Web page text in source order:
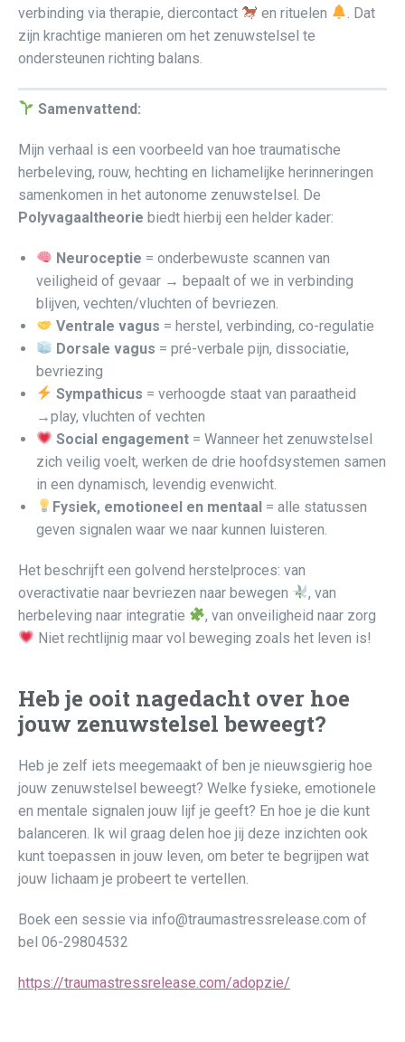
verbinding via therapie, diercontact
en rituelen
. Dat
zijn krachtige manieren om het zenuwstelsel te
ondersteunen richting balans.
Samenvattend:
Mijn verhaal is een voorbeeld van hoe traumatische
herbeleving, rouw, hechting en lichamelijke herinneringen
samenkomen in het autonome zenuwstelsel. De
Polyvagaaltheorie biedt hierbij een helder kader:
Neuroceptie = onderbewuste scannen van
veiligheid of gevaar → bepaalt of we in verbinding
blijven, vechten/vluchten of bevriezen.
Ventrale vagus = herstel, verbinding, co-regulatie
Dorsale vagus = pré-verbale pijn, dissociatie,
bevriezing
Sympathicus = verhoogde staat van paraatheid
→play, vluchten of vechten
Social engagement = Wanneer het zenuwstelsel
zich veilig voelt, werken de drie hoofdsystemen samen
in een dynamisch, levendig evenwicht.
Fysiek, emotioneel en mentaal = alle statussen
geven signalen waar we naar kunnen luisteren.
Het beschrijft een golvend herstelproces: van
overactivatie naar bevriezen naar bewegen
, van
herbeleving naar integratie
, van onveiligheid naar zorg
Niet rechtlijnig maar vol beweging zoals het leven is!
Heb je ooit nagedacht over hoe
jouw zenuwstelsel beweegt?
Heb je zelf iets meegemaakt of ben je nieuwsgierig hoe
jouw zenuwstelsel beweegt? Welke fysieke, emotionele
en mentale signalen jouw lijf je geeft? En hoe je die kunt
balanceren. Ik wil graag delen hoe jij deze inzichten ook
kunt toepassen in jouw leven, om beter te begrijpen wat
jouw lichaam je probeert te vertellen.
Boek een sessie via info@traumastressrelease.com of
bel 06-29804532
https://traumastressrelease.com/adopzie/